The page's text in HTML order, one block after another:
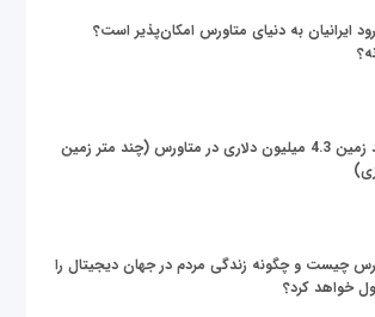
ایرانیان به دنیای متاورس امکان‌پذیر است؟
خرید زمین 4.3 میلیون دلاری در متاورس (چند متر زمین
چیست و چگونه زندگی مردم در جهان دیجیتال را
خواهد کرد؟